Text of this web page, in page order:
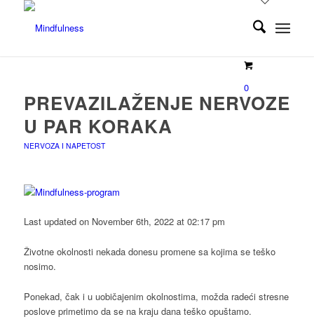
0
PREVAZILAŽENJE NERVOZE
U PAR KORAKA
NERVOZA I NAPETOST
Last updated on November 6th, 2022 at 02:17 pm
Životne okolnosti nekada donesu promene sa kojima se teško
nosimo.
Ponekad, čak i u uobičajenim okolnostima, možda radeći stresne
poslove primetimo da se na kraju dana teško opuštamo.